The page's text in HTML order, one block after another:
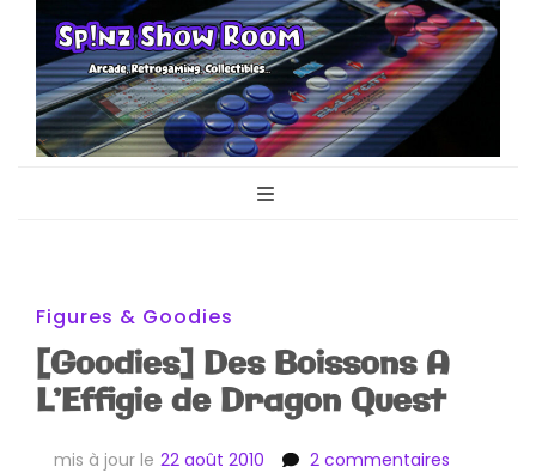
Sp!nz Show
Figures & Goodies
[Goodies] Des Boissons A
L’Effigie de Dragon Quest
mis à jour le 22 août 2010 2 commentaires